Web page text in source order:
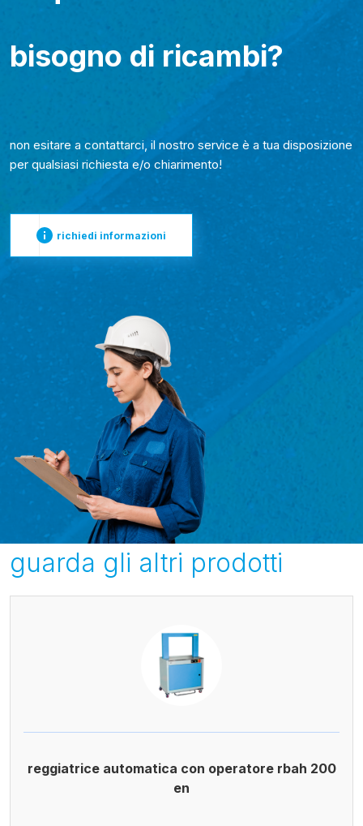
bisogno di ricambi?
non esitare a contattarci, il nostro service è a tua disposizione
per qualsiasi richiesta e/o chiarimento!
richiedi informazioni
guarda gli altri prodotti
reggiatrice automatica con operatore rbah 200
en